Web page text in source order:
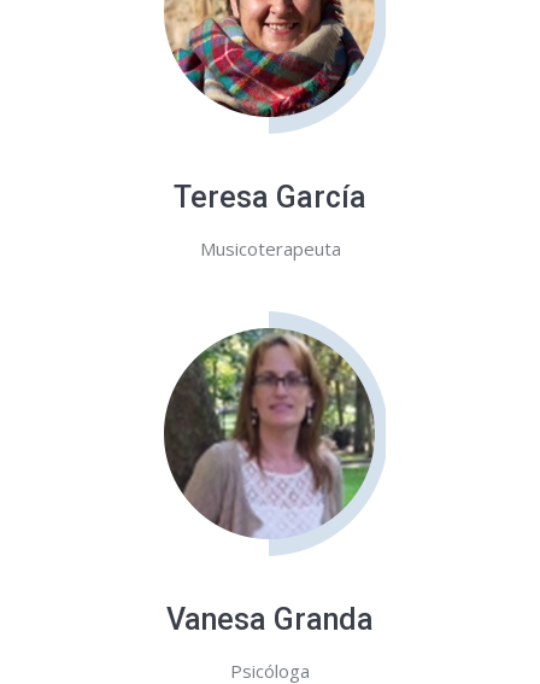
Teresa García
Musicoterapeuta
Vanesa Granda
Psicóloga